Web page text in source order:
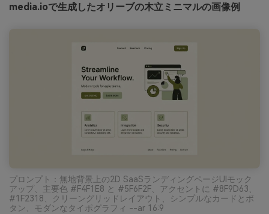
media.ioで生成したオリーブの木立ミニマルの画像例
プロンプト：無地背景上の2D SaaSランディングページUIモック
アップ、主要色 #F4F1E8 と #5F6F2F、アクセントに #8F9D63、
#1F2318、クリーングリッドレイアウト、シンプルなカードとボ
タン、モダンなタイポグラフィ --ar 16:9